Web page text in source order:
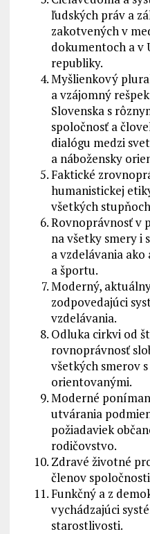
ľudských práv a
zakotvených v
dokumentoch a v
republiky.
Myšlienkový
a vzájomný
Slovenska s
spoločnosť a
dialógu medzi
a nábožensky
Faktické
humanistickej
všetkých
Rovnoprávnosť v
na všetky smery i
a vzdelávania
a športu.
Moderný,
zodpovedajúci
vzdelávania.
Odluka cirkvi od
rovnoprávnosť
všetkých smerov
orientovanými.
Moderné
utvárania
požiadaviek
rodičovstvo.
Zdravé životné
členov
Funkčný a z
vychádzajúci
starostlivosti.